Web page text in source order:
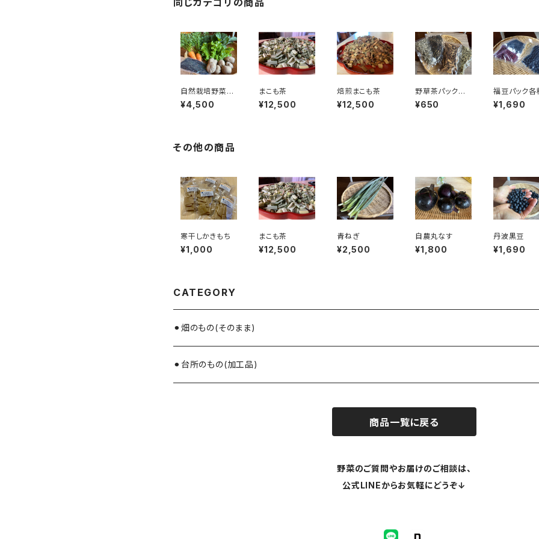
自然栽培野菜セ
ット
¥4,500
まこも茶
¥12,500
焙煎まこも茶
¥12,500
野草茶パック各
種
¥650
福豆パック各
¥1,690
その他の商品
寒干しかきもち
¥1,000
まこも茶
¥12,500
青ねぎ
¥2,500
自農丸なす
¥1,800
丹波黒豆
¥1,690
CATEGORY
⚫︎畑のもの(そのまま)
⚫︎台所のもの(加工品)
商品一覧に戻る
野菜のご質問やお届けのご相談は、
公式LINEからお気軽にどうぞ↓